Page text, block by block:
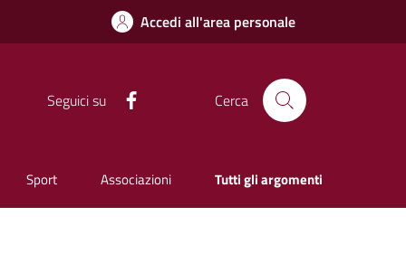
Accedi all'area personale
Seguici su Cerca
Sport Associazioni Tutti gli argomenti